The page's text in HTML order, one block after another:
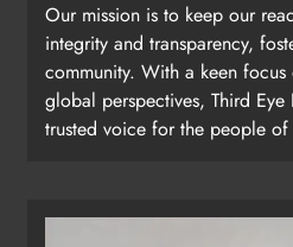
Our mission is to keep our
integrity and transparency,
community. With a keen
global perspectives, Third
trusted voice for the people